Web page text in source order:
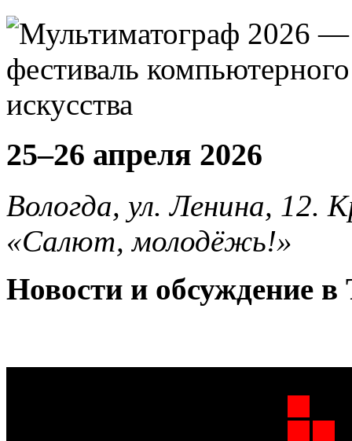
25–26 апреля 2026
Вологда, ул. Ленина, 12.
«Салют, молодёжь!»
Новости и обсуждение